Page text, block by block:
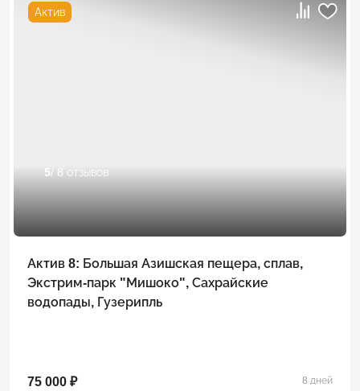
Актив
5/ 8 отзывов
Актив 8: Большая Азишская пещера, сплав,
Экстрим-парк "Мишоко", Сахрайские
водопады, Гузерипль
75 000 ₽ 8 дней